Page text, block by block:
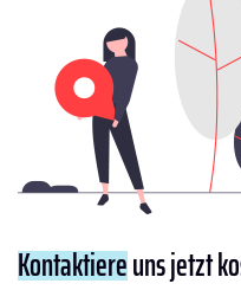
Kontaktiereuns jetzt